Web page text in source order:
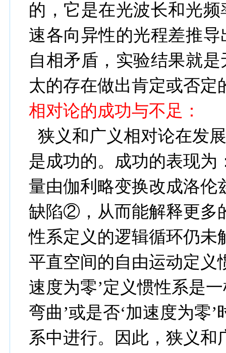
的，它是在光波长和光
速各向异性的光程差推
自相矛盾，实验结果就
太的存在做出肯定或否定
相对论的成功与不足：
狭义和广义相对论在发
是成功的。成功的表现为
量由伽利略变换改成洛伦
缺陷② ，从而能解释更
性系定义的逻辑循环仍未
平直空间的自由运动定义
速度为零’定义惯性系是
弯曲’或是否‘加速度为零
系中进行。因此，狭义和